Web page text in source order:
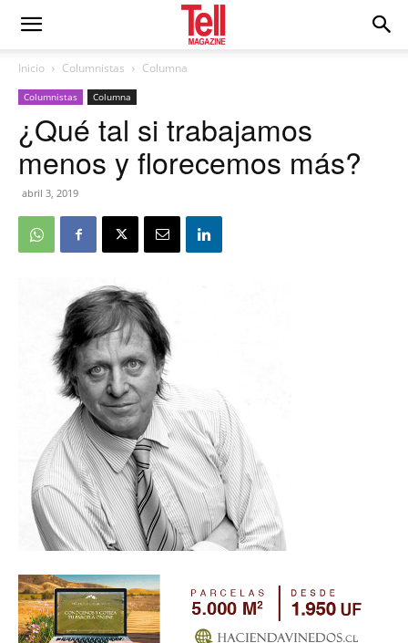
Inicio Columnistas Columna
Columnistas Columna
¿Qué tal si trabajamos
menos y florecemos más?
abril 3, 2019